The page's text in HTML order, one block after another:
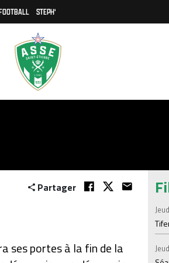
STEPH'
Partager
ses portes à la fin de la